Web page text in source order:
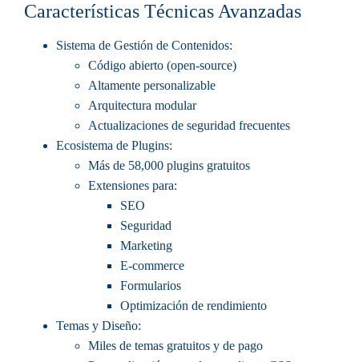
Características Técnicas Avanzadas
Sistema de Gestión de Contenidos:
Código abierto (open-source)
Altamente personalizable
Arquitectura modular
Actualizaciones de seguridad frecuentes
Ecosistema de Plugins:
Más de 58,000 plugins gratuitos
Extensiones para:
SEO
Seguridad
Marketing
E-commerce
Formularios
Optimización de rendimiento
Temas y Diseño:
Miles de temas gratuitos y de pago